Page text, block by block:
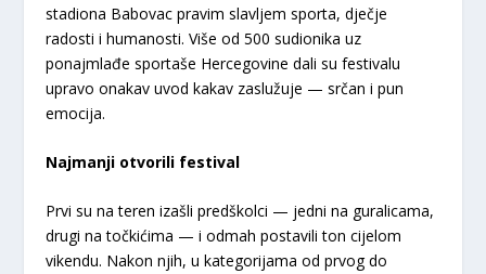
stadiona Babovac pravim slavljem sporta, dječje
radosti i humanosti. Više od 500 sudionika uz
ponajmlađe sportaše Hercegovine dali su festivalu
upravo onakav uvod kakav zaslužuje — srčan i pun
emocija.
Najmanji otvorili festival
Prvi su na teren izašli predškolci — jedni na guralicama,
drugi na točkićima — i odmah postavili ton cijelom
vikendu. Nakon njih, u kategorijama od prvog do